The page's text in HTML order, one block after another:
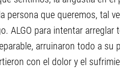
persona que queremos, tal
ALGO para intentar
arruinaron todo a su
con el dolor y el